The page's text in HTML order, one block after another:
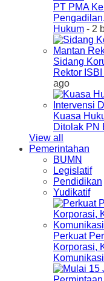
PT PMA
Hukum - 2
Sidang
Rektor
ago
Kuasa
Ditolak PN
View all
Pemerintahan
BUMN
Legislatif
Pendidikan
Yudikatif
Perkuat
Korporasi,
Komunikasi